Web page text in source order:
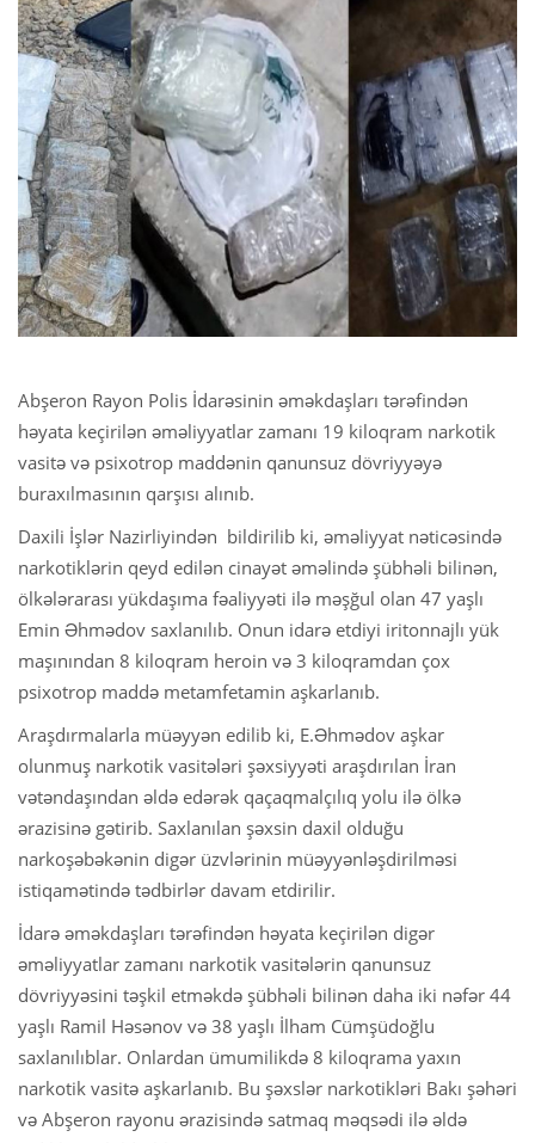
Abşeron Rayon Polis İdarəsinin əməkdaşları tərəfindən
həyata keçirilən əməliyyatlar zamanı 19 kiloqram narkotik
vasitə və psixotrop maddənin qanunsuz dövriyyəyə
buraxılmasının qarşısı alınıb.
Daxili İşlər Nazirliyindən bildirilib ki, əməliyyat nəticəsində
narkotiklərin qeyd edilən cinayət əməlində şübhəli bilinən,
ölkələrarası yükdaşıma fəaliyyəti ilə məşğul olan 47 yaşlı
Emin Əhmədov saxlanılıb. Onun idarə etdiyi iritonnajlı yük
maşınından 8 kiloqram heroin və 3 kiloqramdan çox
psixotrop maddə metamfetamin aşkarlanıb.
Araşdırmalarla müəyyən edilib ki, E.Əhmədov aşkar
olunmuş narkotik vasitələri şəxsiyyəti araşdırılan İran
vətəndaşından əldə edərək qaçaqmalçılıq yolu ilə ölkə
ərazisinə gətirib. Saxlanılan şəxsin daxil olduğu
narkoşəbəkənin digər üzvlərinin müəyyənləşdirilməsi
istiqamətində tədbirlər davam etdirilir.
İdarə əməkdaşları tərəfindən həyata keçirilən digər
əməliyyatlar zamanı narkotik vasitələrin qanunsuz
dövriyyəsini təşkil etməkdə şübhəli bilinən daha iki nəfər 44
yaşlı Ramil Həsənov və 38 yaşlı İlham Cümşüdoğlu
saxlanılıblar. Onlardan ümumilikdə 8 kiloqrama yaxın
narkotik vasitə aşkarlanıb. Bu şəxslər narkotikləri Bakı şəhəri
və Abşeron rayonu ərazisində satmaq məqsədi ilə əldə